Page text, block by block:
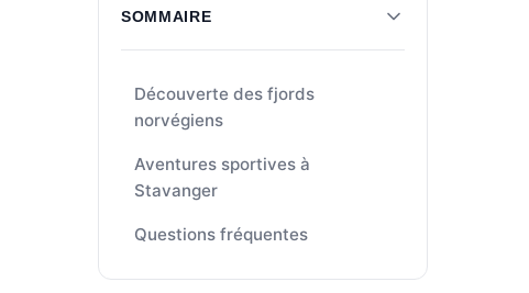
SOMMAIRE
Découverte des fjords
norvégiens
Aventures sportives à
Stavanger
Questions fréquentes